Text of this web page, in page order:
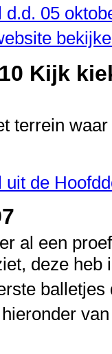
d.d. 05
Kijk
terrein
uit de
al een
deze